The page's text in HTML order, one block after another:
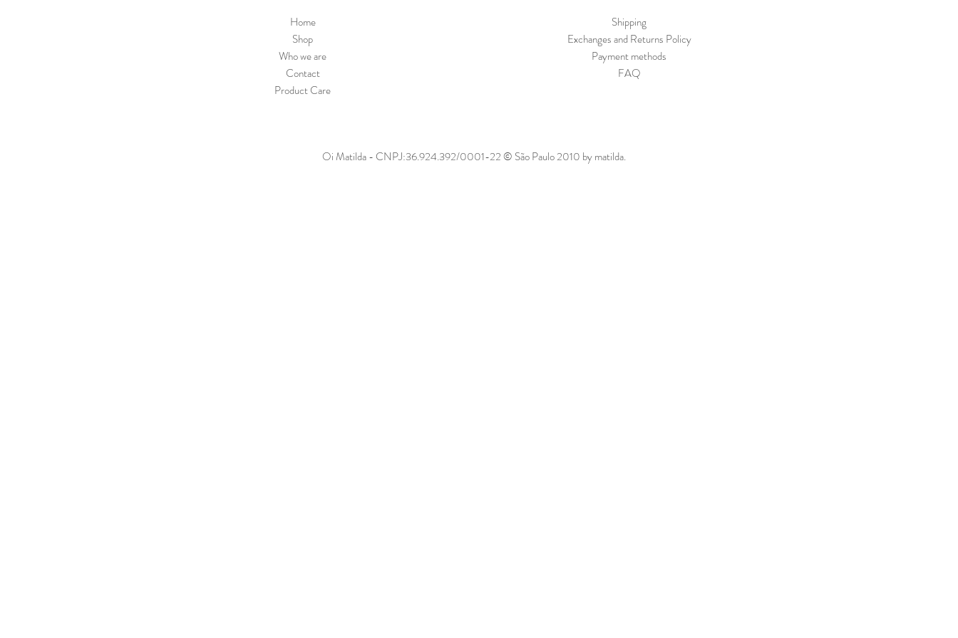
Home
Shop
Who we are
Contact
Product Care
Shipping
Exchanges and Returns Policy
Payment methods
FAQ
Oi Matilda - CNPJ:36.924.392/0001-22 © São Paulo 2010 by matilda.